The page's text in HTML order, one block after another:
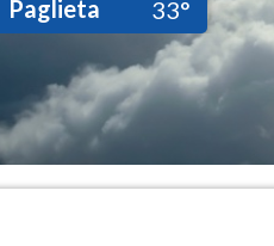
Paglieta 33°